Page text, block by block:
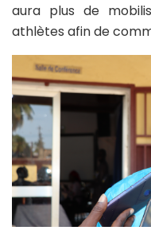
aura plus de
athlètes afin de